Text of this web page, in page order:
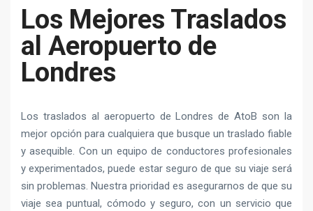
Los Mejores Traslados
al Aeropuerto de
Londres
Los traslados al aeropuerto de Londres de AtoB son la
mejor opción para cualquiera que busque un traslado fiable
y asequible. Con un equipo de conductores profesionales
y experimentados, puede estar seguro de que su viaje será
sin problemas. Nuestra prioridad es asegurarnos de que su
viaje sea puntual, cómodo y seguro, con un servicio que